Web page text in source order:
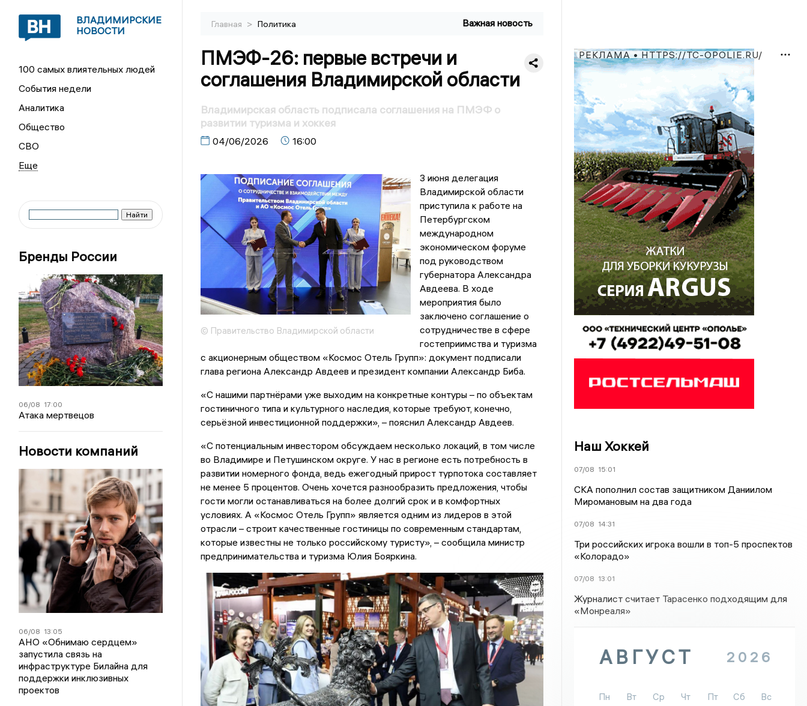
ВЛАДИМИРСКИЕ
НОВОСТИ
100 самых влиятельных людей
События недели
Аналитика
Общество
СВО
Бренды России
06/08 17:00
Атака мертвецов
Новости компаний
06/08 13:05
АНО «Обнимаю сердцем»
запустила связь на
инфраструктуре Билайна для
поддержки инклюзивных
проектов
Главная > Политика Важная новость
ПМЭФ-26: первые встречи и
соглашения Владимирской области
Владимирская область подписала соглашения на ПМЭФ о
развитии туризма и хоккея
04/06/2026 16:00
© Правительство Владимирской области
3 июня делегация
Владимирской области
приступила к работе на
Петербургском
международном
экономическом форуме
под руководством
губернатора Александра
Авдеева. В ходе
мероприятия было
заключено соглашение о
сотрудничестве в сфере
гостеприимства и туризма
с акционерным обществом «Космос Отель Групп»: документ подписали
глава региона Александр Авдеев и президент компании Александр Биба.
«С нашими партнёрами уже выходим на конкретные контуры – по объектам
гостиничного типа и культурного наследия, которые требуют, конечно,
серьёзной инвестиционной поддержки», – пояснил Александр Авдеев.
«С потенциальным инвестором обсуждаем несколько локаций, в том числе
во Владимире и Петушинском округе. У нас в регионе есть потребность в
развитии номерного фонда, ведь ежегодный прирост турпотока составляет
не менее 5 процентов. Очень хочется разнообразить предложения, чтобы
гости могли останавливаться на более долгий срок и в комфортных
условиях. А «Космос Отель Групп» является одним из лидеров в этой
отрасли – строит качественные гостиницы по современным стандартам,
которые известны не только российскому туристу», – сообщила министр
предпринимательства и туризма Юлия Бояркина.
РЕКЛАМА • HTTPS://TC-OPOLIE.RU/
Наш Хоккей
07/08 15:01
СКА пополнил состав защитником Даниилом
Миромановым на два года
07/08 14:31
Три российских игрока вошли в топ-5 проспектов
«Колорадо»
07/08 13:01
Журналист считает Тарасенко подходящим для
«Монреаля»
АВГУСТ 2026
Пн Вт Ср Чт Пт Сб
Вс